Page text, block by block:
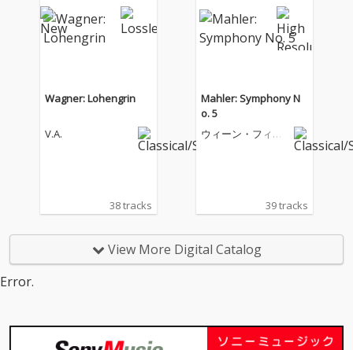
Wagner: Lohengrin
V.A.
38 tracks
Mahler: Symphony N
o. 5
ウィーン・フィル
39 tracks
View More Digital Catalog
Error.